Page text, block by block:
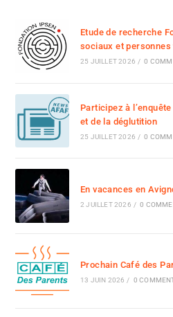
Etude de recherche
sociaux et
25 JUILLET 2026 / 0
Participez à
et de la déglutition
25 JUILLET 2026 / 0
En vacances en
2 JUILLET 2026 / 0
Prochain Café des
13 JUIN 2026 / 0